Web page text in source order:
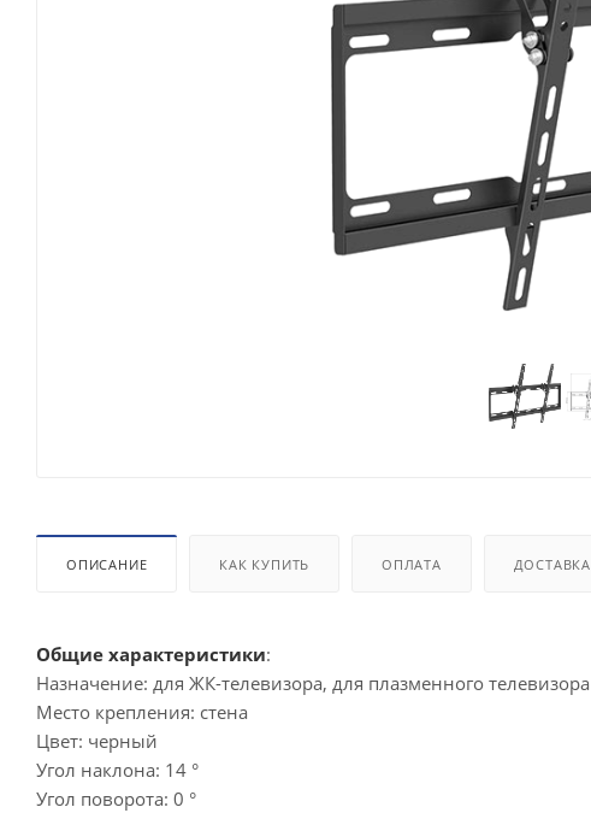
ОПИСАНИЕ КАК КУПИТЬ ОПЛАТА ДОСТАВКА
Общие характеристики:
Назначение: для ЖК-телевизора, для плазменного телевизора
Место крепления: стена
Цвет: черный
Угол наклона: 14 °
Угол поворота: 0 °